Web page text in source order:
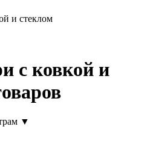
и стеклом
с ковкой и
▼